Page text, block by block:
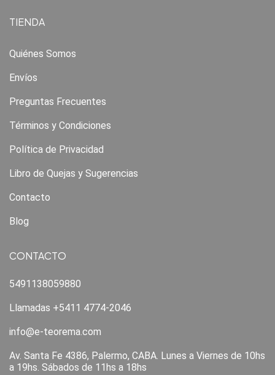
TIENDA
Quiénes Somos
Envíos
Preguntas Frecuentes
Términos y Condiciones
Política de Privacidad
Libro de Quejas y Sugerencias
Contacto
Blog
CONTACTO
5491138059880
Llamadas +5411 4774-2046
info@e-teorema.com
Av. Santa Fe 4386, Palermo, CABA. Lunes a Viernes de 10hs
a 19hs. Sábados de 11hs a 18hs